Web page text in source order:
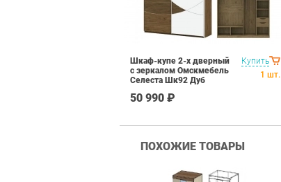
Купить
Шкаф-купе 2-х дверный
с зеркалом Омскмебель
Селеста Шк92 Дуб
50 990 ₽
1 шт.
ПОХОЖИЕ ТОВАРЫ